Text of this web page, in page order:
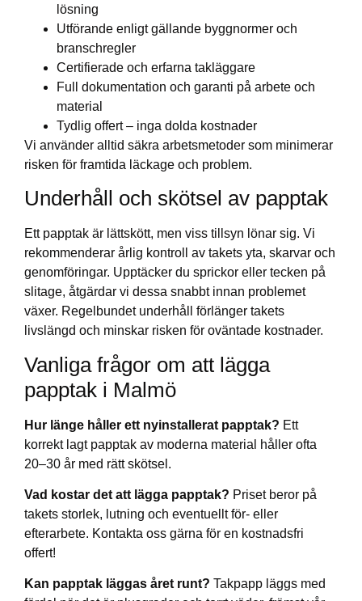
lösning
Utförande enligt gällande byggnormer och
branschregler
Certifierade och erfarna takläggare
Full dokumentation och garanti på arbete och
material
Tydlig offert – inga dolda kostnader
Vi använder alltid säkra arbetsmetoder som minimerar
risken för framtida läckage och problem.
Underhåll och skötsel av papptak
Ett papptak är lättskött, men viss tillsyn lönar sig. Vi
rekommenderar årlig kontroll av takets yta, skarvar och
genomföringar. Upptäcker du sprickor eller tecken på
slitage, åtgärdar vi dessa snabbt innan problemet
växer. Regelbundet underhåll förlänger takets
livslängd och minskar risken för oväntade kostnader.
Vanliga frågor om att lägga
papptak i Malmö
Hur länge håller ett nyinstallerat papptak? Ett
korrekt lagt papptak av moderna material håller ofta
20–30 år med rätt skötsel.
Vad kostar det att lägga papptak? Priset beror på
takets storlek, lutning och eventuellt för- eller
efterarbete. Kontakta oss gärna för en kostnadsfri
offert!
Kan papptak läggas året runt? Takpapp läggs med